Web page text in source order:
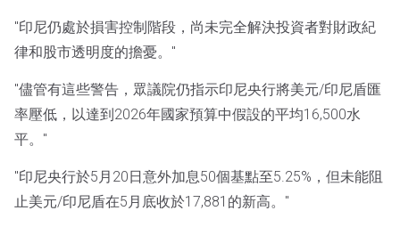
"印尼仍處於損害控制階段，尚未完全解決投資者對財政紀
律和股市透明度的擔憂。"
"儘管有這些警告，眾議院仍指示印尼央行將美元/印尼盾匯
率壓低，以達到2026年國家預算中假設的平均16,500水
平。"
"印尼央行於5月20日意外加息50個基點至5.25%，但未能阻
止美元/印尼盾在5月底收於17,881的新高。"